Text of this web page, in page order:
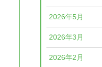
2026年5月
2026年3月
2026年2月